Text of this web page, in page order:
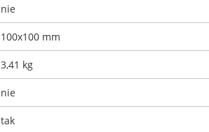
nie
100x100 mm
3,41 kg
nie
tak